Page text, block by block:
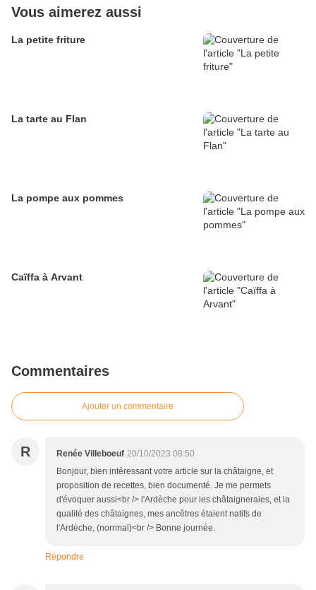
Vous aimerez aussi
La petite friture
La tarte au Flan
La pompe aux pommes
Caïffa à Arvant
Commentaires
Ajouter un commentaire
R Renée Villeboeuf 20/10/2023 08:50
Bonjour, bien intéressant votre article sur la châtaigne, et
proposition de recettes, bien documenté. Je me permets
d'évoquer aussi<br /> l'Ardèche pour les châtaigneraies, et la
qualité des châtaignes, mes ancêtres étaient natifs de
l'Ardèche, (norrmal)<br /> Bonne journée.
Répondre